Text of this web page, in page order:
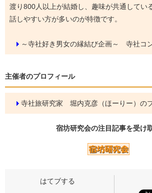
渡り800人以上が結婚し、趣味が共通してい
話しやすい方が多いのが特徴です。
～寺社好き男女の縁結び企画～ 寺社コ
主催者のプロフィール
寺社旅研究家 堀内克彦（ほーりー）の
宿坊研究会の注目記事を受け